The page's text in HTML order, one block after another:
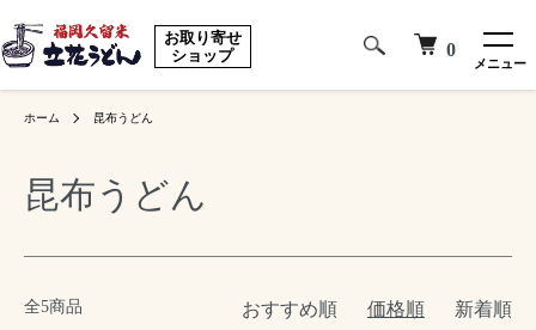
お取り寄せ
ショップ
0
メニュー
ホーム 昆布うどん
昆布うどん
全5商品 おすすめ順 価格順 新着順